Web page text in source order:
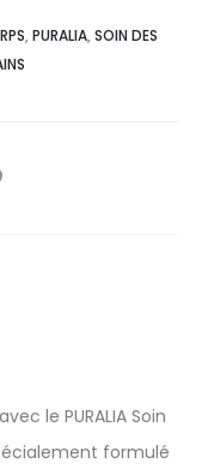
, PURALIA, SOIN DES
le PURALIA Soin
formulé